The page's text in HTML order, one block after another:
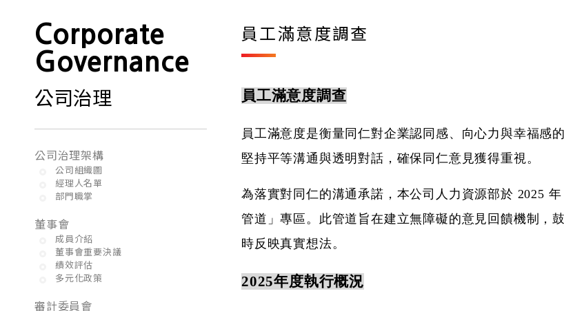
Corporate
Governance
公司治理
公司治理架構
公司組織圖
經理人名單
部門職掌
董事會
成員介紹
董事會重要決議
績效評估
多元化政策
審計委員會
員工滿意度調查
員工滿意度調查
員工滿意度是衡量同仁對企業認同感、向心力與幸福感
堅持平等溝通與透明對話，確保同仁意見獲得重視。
為落實對同仁的溝通承諾，本公司人力資源部於 2025
管道」專區。此管道旨在建立無障礙的意見回饋機制，
時反映真實想法。
2025年度執行概況